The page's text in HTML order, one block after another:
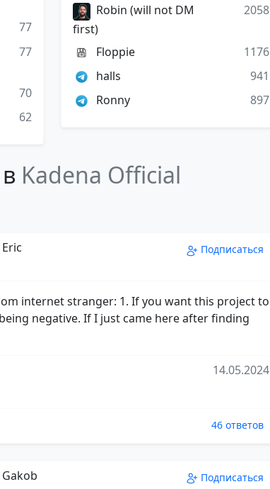
77
77
70
62
Robin (will not DM
first)
2058
Floppie
1176
halls
941
Ronny
897
Kadena Official
Eric
Подписаться
internet stranger: 1. If you want this project to
negative. If I just came here after finding
14.05.2024
46 ответов
Gakob Подписаться